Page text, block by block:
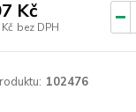
Kč
bez DPH
102476